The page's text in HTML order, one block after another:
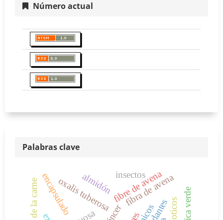
Número actual
Palabras clave
oxalis tuberosafibre de avena
fibra de avena
encapsulado almidón insectos